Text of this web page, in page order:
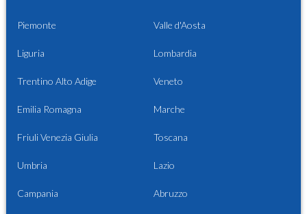
Piemonte Valle d'Aosta
Liguria Lombardia
Trentino Alto Adige Veneto
Emilia Romagna Marche
Friuli Venezia Giulia Toscana
Umbria Lazio
Campania Abruzzo